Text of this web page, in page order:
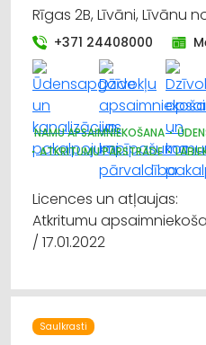
Rīgas 2B, Līvāni, Līvānu
+371 24408000
NAMU APSAIMNIEKOŠANA
ATKRITUMU PĀRSTRĀDE
Licences un atļaujas:
Atkritumu
/ 17.01.2022
Saulkrasti